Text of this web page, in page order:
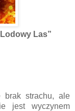
Las”
brak strachu, ale
jest wyczynem